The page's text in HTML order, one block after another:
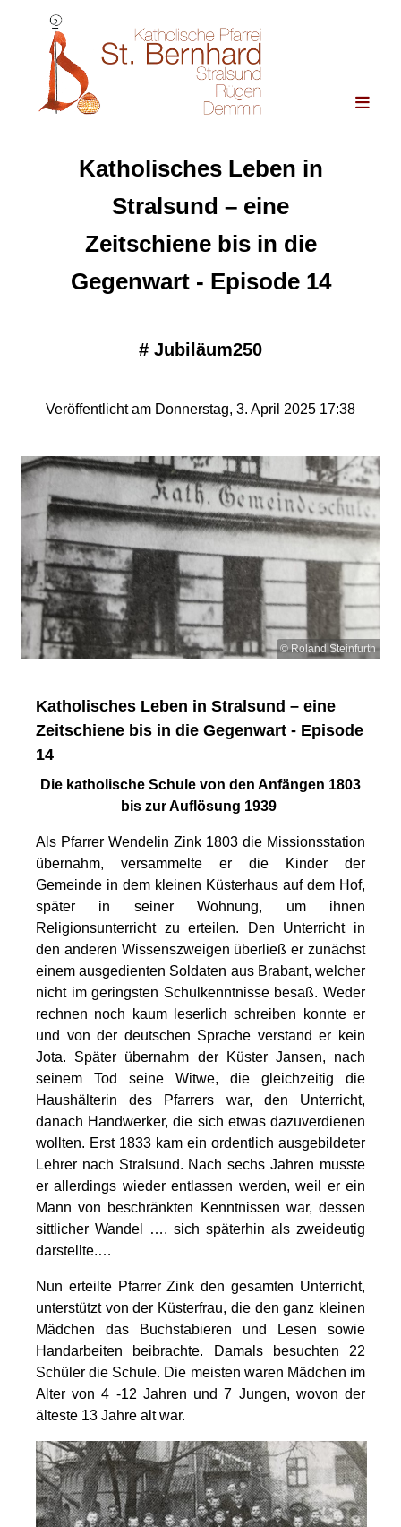
Katholisches Leben in
Stralsund – eine
Zeitschiene bis in die
Gegenwart - Episode 14
# Jubiläum250
Veröffentlicht am Donnerstag, 3. April 2025 17:38
© Roland Steinfurth
Katholisches Leben in Stralsund – eine
Zeitschiene bis in die Gegenwart - Episode
14
Die katholische Schule von den Anfängen 1803
bis zur Auflösung 1939
Als Pfarrer Wendelin Zink 1803 die Missionsstation
übernahm, versammelte er die Kinder der
Gemeinde in dem kleinen Küsterhaus auf dem Hof,
später in seiner Wohnung, um ihnen
Religionsunterricht zu erteilen. Den Unterricht in
den anderen Wissenszweigen überließ er zunächst
einem ausgedienten Soldaten aus Brabant, welcher
nicht im geringsten Schulkenntnisse besaß. Weder
rechnen noch kaum leserlich schreiben konnte er
und von der deutschen Sprache verstand er kein
Jota. Später übernahm der Küster Jansen, nach
seinem Tod seine Witwe, die gleichzeitig die
Haushälterin des Pfarrers war, den Unterricht,
danach Handwerker, die sich etwas dazuverdienen
wollten. Erst 1833 kam ein ordentlich ausgebildeter
Lehrer nach Stralsund. Nach sechs Jahren musste
er allerdings wieder entlassen werden, weil er ein
Mann von beschränkten Kenntnissen war, dessen
sittlicher Wandel …. sich späterhin als zweideutig
darstellte.…
Nun erteilte Pfarrer Zink den gesamten Unterricht,
unterstützt von der Küsterfrau, die den ganz kleinen
Mädchen das Buchstabieren und Lesen sowie
Handarbeiten beibrachte. Damals besuchten 22
Schüler die Schule. Die meisten waren Mädchen im
Alter von 4 -12 Jahren und 7 Jungen, wovon der
älteste 13 Jahre alt war.